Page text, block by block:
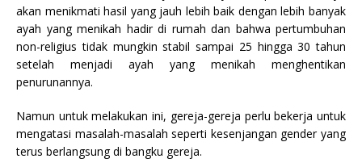
akan menikmati hasil yang jauh lebih baik dengan lebih banyak
ayah yang menikah hadir di rumah dan bahwa pertumbuhan
non-religius tidak mungkin stabil sampai 25 hingga 30 tahun
setelah menjadi ayah yang menikah menghentikan
penurunannya.
Namun untuk melakukan ini, gereja-gereja perlu bekerja untuk
mengatasi masalah-masalah seperti kesenjangan gender yang
terus berlangsung di bangku gereja.